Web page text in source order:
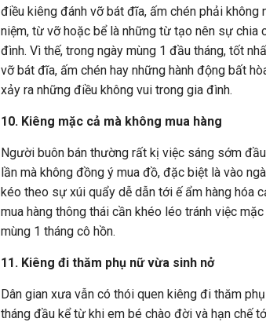
điều kiêng đánh vỡ bát đĩa, ấm chén phải không
niệm, từ vỡ hoặc bể là những từ tạo nên sự chia
đình. Vì thế, trong ngày mùng 1 đầu tháng, tốt
vỡ bát đĩa, ấm chén hay những hành động bất
xảy ra những điều không vui trong gia đình.
10. Kiêng mặc cả mà không mua hàng
Người buôn bán thường rất kị việc sáng sớm
lần mà không đồng ý mua đồ, đặc biệt là vào
kéo theo sự xúi quẩy dễ dẫn tới ế ẩm hàng hóa
mua hàng thông thái cần khéo léo tránh việc
mùng 1 tháng cô hồn.
11. Kiêng đi thăm phụ nữ vừa sinh nở
Dân gian xưa vẫn có thói quen kiêng đi thăm
tháng đầu kể từ khi em bé chào đời và hạn chế